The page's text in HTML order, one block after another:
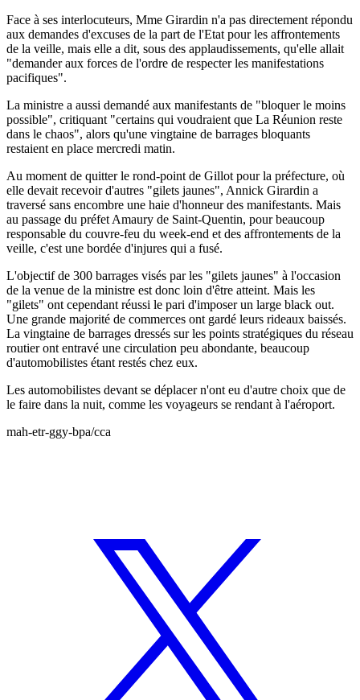
Face à ses interlocuteurs, Mme Girardin n'a pas directement répondu
aux demandes d'excuses de la part de l'Etat pour les affrontements
de la veille, mais elle a dit, sous des applaudissements, qu'elle allait
"demander aux forces de l'ordre de respecter les manifestations
pacifiques".
La ministre a aussi demandé aux manifestants de "bloquer le moins
possible", critiquant "certains qui voudraient que La Réunion reste
dans le chaos", alors qu'une vingtaine de barrages bloquants
restaient en place mercredi matin.
Au moment de quitter le rond-point de Gillot pour la préfecture, où
elle devait recevoir d'autres "gilets jaunes", Annick Girardin a
traversé sans encombre une haie d'honneur des manifestants. Mais
au passage du préfet Amaury de Saint-Quentin, pour beaucoup
responsable du couvre-feu du week-end et des affrontements de la
veille, c'est une bordée d'injures qui a fusé.
L'objectif de 300 barrages visés par les "gilets jaunes" à l'occasion
de la venue de la ministre est donc loin d'être atteint. Mais les
"gilets" ont cependant réussi le pari d'imposer un large black out.
Une grande majorité de commerces ont gardé leurs rideaux baissés.
La vingtaine de barrages dressés sur les points stratégiques du réseau
routier ont entravé une circulation peu abondante, beaucoup
d'automobilistes étant restés chez eux.
Les automobilistes devant se déplacer n'ont eu d'autre choix que de
le faire dans la nuit, comme les voyageurs se rendant à l'aéroport.
mah-etr-ggy-bpa/cca